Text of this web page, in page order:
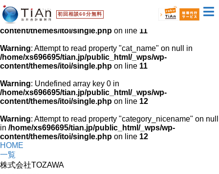
初回相談60分無料
Warning : Undefined array key 0 in
/home/xs696695/tian.jp/public_html/_wps/wp-
content/themes/itoi/single.php on line 11
Warning: Attempt to read property "cat_name" on null in
/home/xs696695/tian.jp/public_html/_wps/wp-
content/themes/itoi/single.php on line 11
Warning: Undefined array key 0 in
/home/xs696695/tian.jp/public_html/_wps/wp-
content/themes/itoi/single.php on line 12
Warning: Attempt to read property "category_nicename" on null
in /home/xs696695/tian.jp/public_html/_wps/wp-
content/themes/itoi/single.php on line 12
HOME
一覧
株式会社TOZAWA